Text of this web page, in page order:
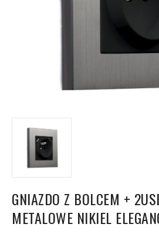
GNIAZDO Z BOLCEM +
METALOWE NIKIEL